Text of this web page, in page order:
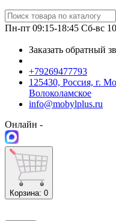
Пн-пт 09:15-18:45 Сб-вс
Заказать обратный
+79269477793
125430, Россия, г.
Волоколамское
info@mobylplus.ru
Онлайн -
Корзина: 0